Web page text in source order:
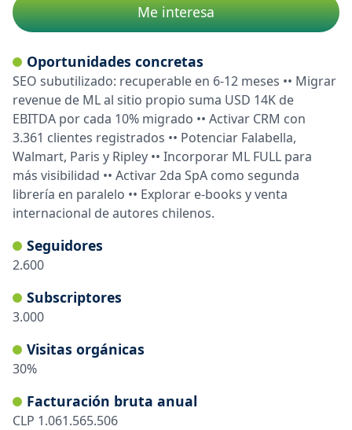
Me interesa
Oportunidades concretas
SEO subutilizado: recuperable en 6-12 meses •• Migrar
revenue de ML al sitio propio suma USD 14K de
EBITDA por cada 10% migrado •• Activar CRM con
3.361 clientes registrados •• Potenciar Falabella,
Walmart, Paris y Ripley •• Incorporar ML FULL para
más visibilidad •• Activar 2da SpA como segunda
librería en paralelo •• Explorar e-books y venta
internacional de autores chilenos.
Seguidores
2.600
Subscriptores
3.000
Visitas orgánicas
30%
Facturación bruta anual
CLP 1.061.565.506